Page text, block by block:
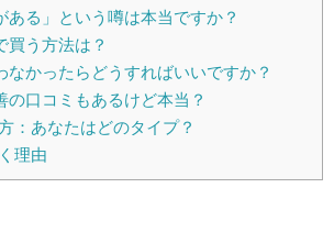
ある」という噂は本当ですか？
買う方法は？
なかったらどうすればいいですか？
の口コミもあるけど本当？
：あなたはどのタイプ？
理由